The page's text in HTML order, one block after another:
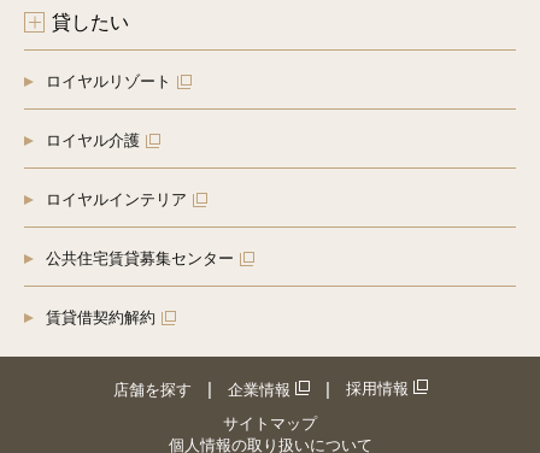
貸したい
ロイヤルリゾート
ロイヤル介護
ロイヤルインテリア
公共住宅賃貸募集センター
賃貸借契約解約
店舗を探す 企業情報
採用情報
サイトマップ
個人情報の取り扱いについて